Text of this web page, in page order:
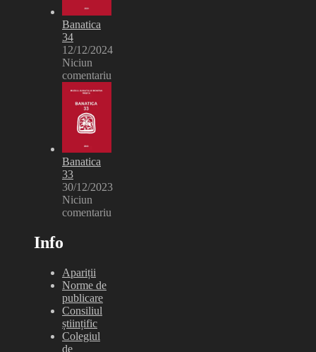
Banatica
34
12/12/2024
Niciun
comentariu
Banatica
33
30/12/2023
Niciun
comentariu
Info
Apariții
Norme de
publicare
Consiliul
științific
Colegiul
de